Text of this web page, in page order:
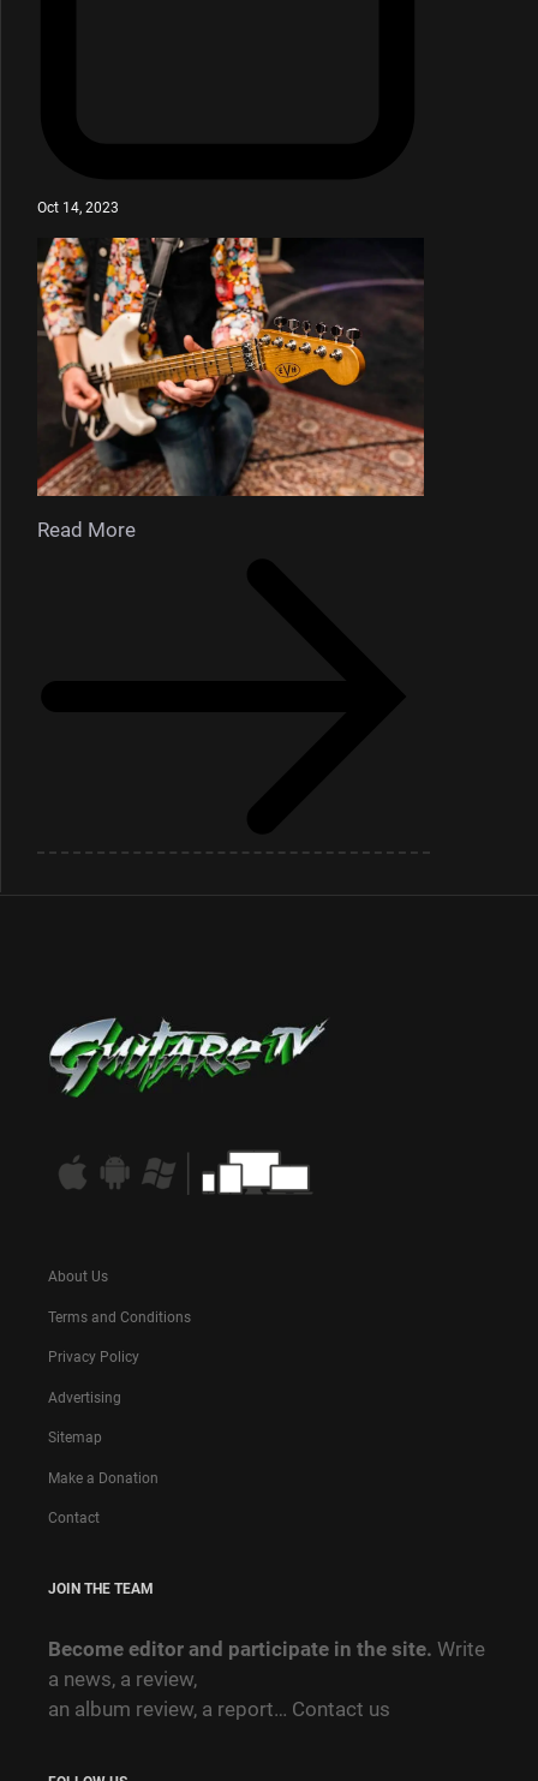
Oct 14, 2023
Read More
About Us
Terms and Conditions
Privacy Policy
Advertising
Sitemap
Make a Donation
Contact
JOIN THE TEAM
Become editor and participate in the site. Write
a news, a review,
an album review, a report… Contact us